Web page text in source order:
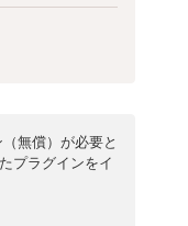
無償）が必要と
プラグインをイ